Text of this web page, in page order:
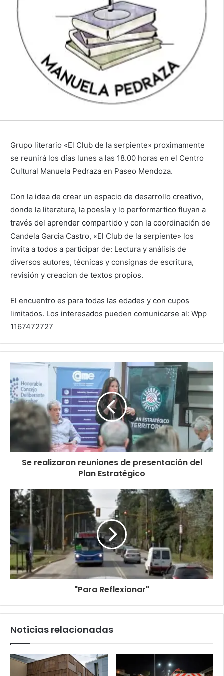
Grupo literario «El Club de la serpiente» proximamente
se reunirá los días lunes a las 18.00 horas en el Centro
Cultural Manuela Pedraza en Paseo Mendoza.
Con la idea de crear un espacio de desarrollo creativo,
donde la literatura, la poesía y lo performartico fluyan a
través del aprender compartido y con la coordinación de
Candela Garcia Castro, «El Club de la serpiente» los
invita a todos a participar de: Lectura y análisis de
diversos autores, técnicas y consignas de escritura,
revisión y creacion de textos propios.
El encuentro es para todas las edades y con cupos
limitados. Los interesados pueden comunicarse al: Wpp
1167472727
Se realizaron reuniones de presentación del
Plan Estratégico
"Para Reflexionar"
Noticias relacionadas